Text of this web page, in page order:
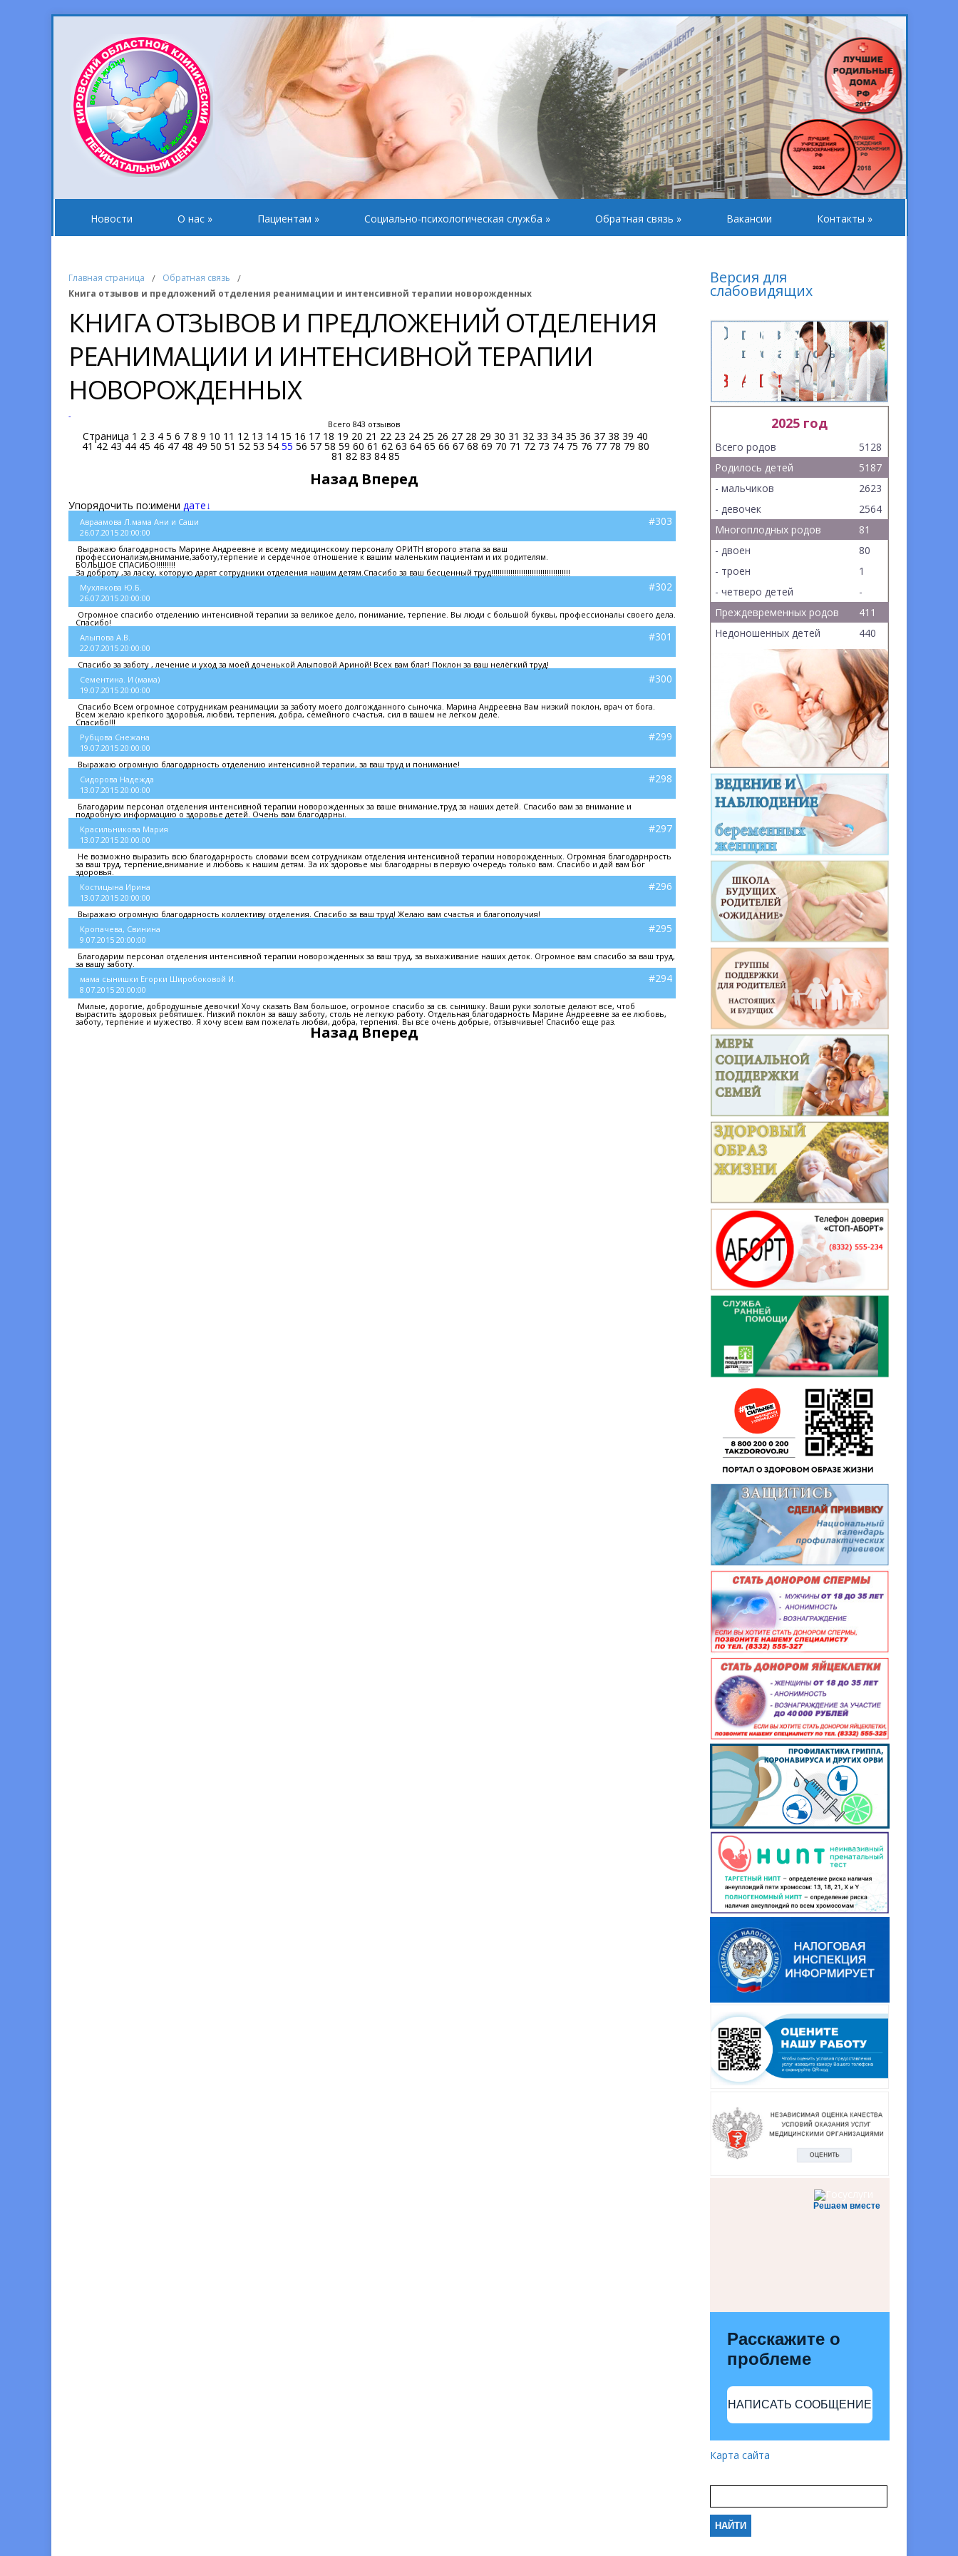
Новости О нас » Пациентам » Социально-психологическая служба » Обратная связь » Вакансии Контакты »
Главная страница / Обратная связь /
Книга отзывов и предложений отделения реанимации и интенсивной терапии новорожденных
КНИГА ОТЗЫВОВ И ПРЕДЛОЖЕНИЙ ОТДЕЛЕНИЯ
РЕАНИМАЦИИ И ИНТЕНСИВНОЙ ТЕРАПИИ
НОВОРОЖДЕННЫХ
-
Всего 843 отзывов
Страница 1 2 3 4 5 6 7 8 9 10 11 12 13 14 15 16 17 18 19 20 21 22 23 24 25 26 27 28 29 30 31 32 33 34 35 36 37 38 39 40
41 42 43 44 45 46 47 48 49 50 51 52 53 54 55 56 57 58 59 60 61 62 63 64 65 66 67 68 69 70 71 72 73 74 75 76 77 78 79 80
81 82 83 84 85
Назад Вперед
Упорядочить по:имени дате↓
Авраамова Л.мама Ани и Саши
26.07.2015 20:00:00
#303
Выражаю благодарность Марине Андреевне и всему медицинскому персоналу ОРИТН второго этапа за ваш
профессионализм,внимание,заботу,терпение и сердечное отношение к вашим маленьким пациентам и их родителям.
БОЛЬШОЕ СПАСИБО!!!!!!!!!
За доброту ,за ласку, которую дарят сотрудники отделения нашим детям.Спасибо за ваш бесценный труд!!!!!!!!!!!!!!!!!!!!!!!!!!!!!!!!!!!!!
Мухлякова Ю.Б.
26.07.2015 20:00:00
#302
Огромное спасибо отделению интенсивной терапии за великое дело, понимание, терпение. Вы люди с большой буквы, профессионалы своего дела.
Спасибо!
Алыпова А.В.
22.07.2015 20:00:00
#301
Спасибо за заботу , лечение и уход за моей доченькой Алыповой Ариной! Всех вам благ! Поклон за ваш нелёгкий труд!
Сементина. И (мама)
19.07.2015 20:00:00
#300
Спасибо Всем огромное сотрудникам реанимации за заботу моего долгожданного сыночка. Марина Андреевна Вам низкий поклон, врач от бога.
Всем желаю крепкого здоровья, любви, терпения, добра, семейного счастья, сил в вашем не легком деле.
Спасибо!!!
Рубцова Снежана
19.07.2015 20:00:00
#299
Выражаю огромную благодарность отделению интенсивной терапии, за ваш труд и понимание!
Сидорова Надежда
13.07.2015 20:00:00
#298
Благодарим персонал отделения интенсивной терапии новорожденных за ваше внимание,труд за наших детей. Спасибо вам за внимание и
подробную информацию о здоровье детей. Очень вам благодарны.
Красильникова Мария
13.07.2015 20:00:00
#297
Не возможно выразить всю благодарнрость словами всем сотрудникам отделения интенсивной терапии новорожденных. Огромная благодарнрость
за ваш труд, терпение,внимание и любовь к нашим детям. За их здоровье мы благодарны в первую очередь только вам. Спасибо и дай вам Бог
здоровья.
Костицына Ирина
13.07.2015 20:00:00
#296
Выражаю огромную благодарность коллективу отделения. Спасибо за ваш труд! Желаю вам счастья и благополучия!
Кропачева, Свинина
9.07.2015 20:00:00
#295
Благодарим персонал отделения интенсивной терапии новорожденных за ваш труд, за выхаживание наших деток. Огромное вам спасибо за ваш труд,
за вашу заботу.
мама сынишки Егорки Широбоковой И.
8.07.2015 20:00:00
#294
Милые, дорогие, добродушные девочки! Хочу сказать Вам большое, огромное спасибо за св. сынишку. Ваши руки золотые делают все, чтоб
вырастить здоровых ребятишек. Низкий поклон за вашу заботу, столь не легкую работу. Отдельная благодарность Марине Андреевне за ее любовь,
заботу, терпение и мужество. Я хочу всем вам пожелать любви, добра, терпения. Вы все очень добрые, отзывчивые! Спасибо еще раз.
Назад Вперед
Версия для
слабовидящих
2025 год
Всего родов
5128
Родилось детей
5187
- мальчиков
2623
- девочек
2564
Многоплодных родов
81
- двоен
80
- троен
1
- четверо детей
-
Преждевременных родов
411
Недоношенных детей
440
Решаем вместе
Расскажите о
проблеме
НАПИСАТЬ СООБЩЕНИЕ
Карта сайта